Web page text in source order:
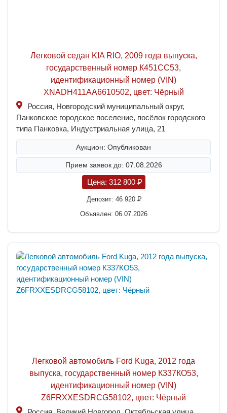
Легковой седан KIA RIO, 2009 года выпуска,
государственный номер К451СС53,
идентификационный номер (VIN)
XNADH411AA6610502, цвет: Чёрный
Россия, Новгородский муниципальный округ,
Панковское городское поселение, посёлок городского
типа Панковка, Индустриальная улица, 21
Аукцион: Опубликован
Прием заявок до: 07.08.2026
Цена: 312 800 P
Депозит: 46 920P
Объявлен: 06.07.2026
Легковой автомобиль Ford Kuga, 2012 года
выпуска, государственный номер К337КО53,
идентификационный номер (VIN)
Z6FRXXESDRCG58102, цвет: Чёрный